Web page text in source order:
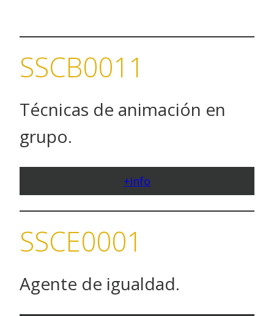
SSCB0011
Técnicas de animación en
grupo.
+info
SSCE0001
Agente de igualdad.